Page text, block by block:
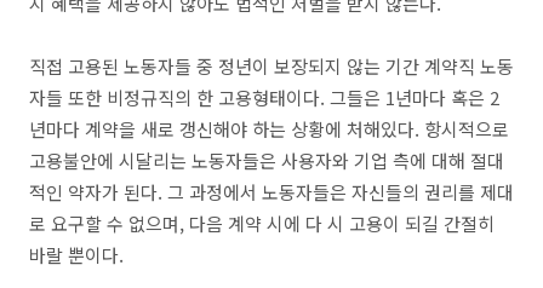
직접 고용된 노동자들 중 정년이 보장되지 않는 기간 계약직 노동
자들 또한 비정규직의 한 고용형태이다. 그들은 1년마다 혹은 2
년마다 계약을 새로 갱신해야 하는 상황에 처해있다. 항시적으로
고용불안에 시달리는 노동자들은 사용자와 기업 측에 대해 절대
적인 약자가 된다. 그 과정에서 노동자들은 자신들의 권리를 제대
로 요구할 수 없으며, 다음 계약 시에 다 시 고용이 되길 간절히
바랄 뿐이다.